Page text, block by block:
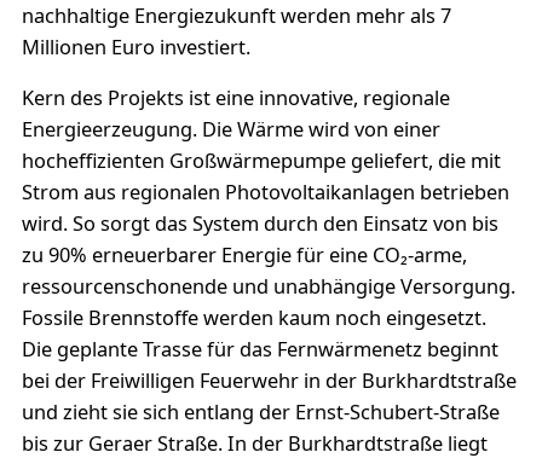
nachhaltige Energiezukunft werden mehr als 7
Millionen Euro investiert.
Kern des Projekts ist eine innovative, regionale
Energieerzeugung. Die Wärme wird von einer
hocheffizienten Großwärmepumpe geliefert, die mit
Strom aus regionalen Photovoltaikanlagen betrieben
wird. So sorgt das System durch den Einsatz von bis
zu 90% erneuerbarer Energie für eine CO₂-arme,
ressourcenschonende und unabhängige Versorgung.
Fossile Brennstoffe werden kaum noch eingesetzt.
Die geplante Trasse für das Fernwärmenetz beginnt
bei der Freiwilligen Feuerwehr in der Burkhardtstraße
und zieht sie sich entlang der Ernst-Schubert-Straße
bis zur Geraer Straße. In der Burkhardtstraße liegt